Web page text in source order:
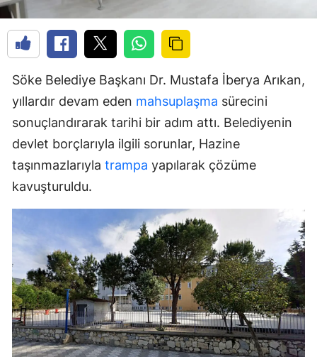
Söke Belediye Başkanı Dr. Mustafa İberya Arıkan,
yıllardır devam eden mahsuplaşma sürecini
sonuçlandırarak tarihi bir adım attı. Belediyenin
devlet borçlarıyla ilgili sorunlar, Hazine
taşınmazlarıyla trampa yapılarak çözüme
kavuşturuldu.